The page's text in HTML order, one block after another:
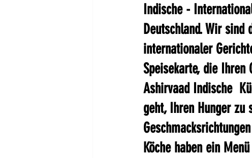
Indische -
Deutschland. Wir
internationaler
Speisekarte, die
Ashirvaad Indische
geht, Ihren Hunger zu
Köche haben ein